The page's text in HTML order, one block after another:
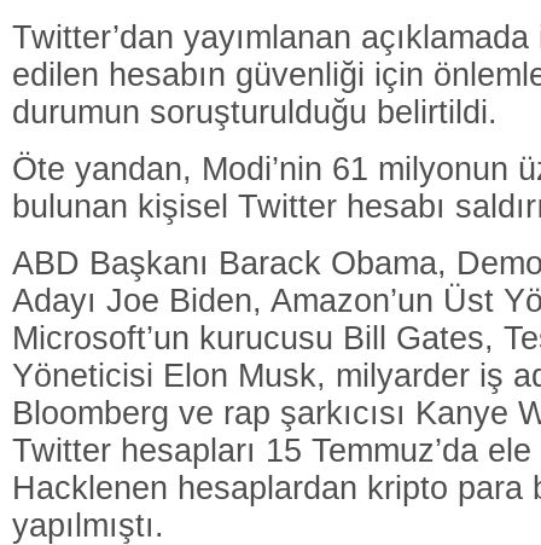
Twitter’dan yayımlanan
edilen hesabın güvenliği için
durumun soruşturulduğu belirtildi.
Öte yandan, Modi’nin 61 milyonun
bulunan kişisel Twitter hesabı
ABD Başkanı Barack Obama,
Adayı Joe Biden, Amazon’un Üst
Microsoft’un kurucusu Bill Gates,
Yöneticisi Elon Musk, milyarder iş
Bloomberg ve rap şarkıcısı Kanye
Twitter hesapları 15 Temmuz’da
Hacklenen hesaplardan kripto para
yapılmıştı.